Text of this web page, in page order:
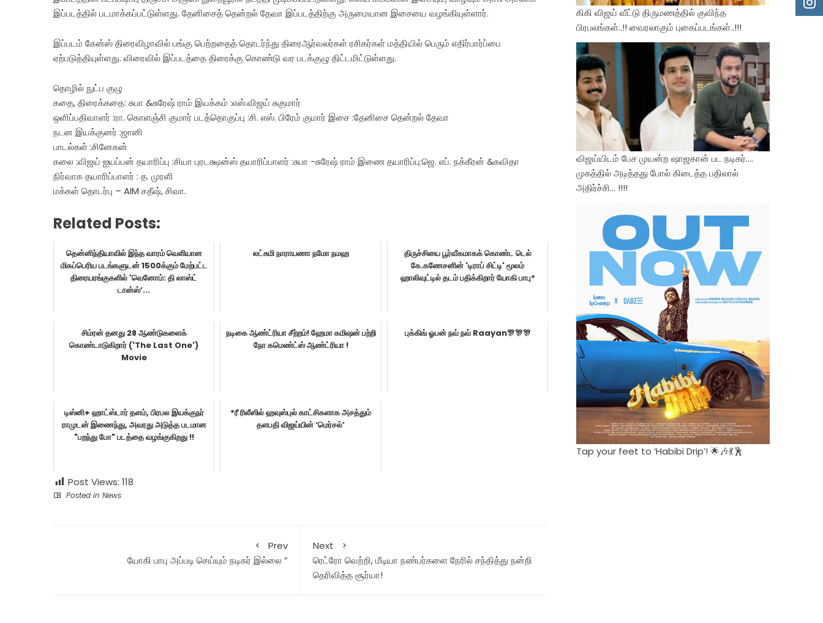
இப்படத்தில் படமாக்கப்பட்டுள்ளது. தேனிசைத் தென்றல் தேவா இப்படத்திற்கு அருமையான இசையை வழங்கியுள்ளார்.
இப்படம் கேன்ஸ் திரைவிழாவில் பங்கு பெற்றதைத் தொடர்ந்து திரைஆர்வலர்கள் ரசிகர்கள் மத்தியில் பெரும் எதிர்பார்ப்பை
ஏற்படுத்தியுள்ளது. விரைவில் இப்படத்தை திரைக்கு கொண்டு வர படக்குழு திட்டமிட்டுள்ளது.
தொழில் நுட்ப குழு
கதை, திரைக்கதை: சுபா &சுரேஷ் ராம் இயக்கம் :எஸ்.விஜய் சுகுமார்
ஒளிப்பதிவாளர் :ரா. கொளஞ்சி குமார் படத்தொகுப்பு :சி. எஸ். பிரேம் குமார் இசை :தேனிசை தென்றல் தேவா
நடன இயக்குனர் :ஜானி
பாடல்கள் :சினேகன்
கலை :விஜய் ஐயப்பன் தயாரிப்பு :சியா புரடக்ஷன்ஸ் தயாரிப்பாளர் :சுபா -சுரேஷ் ராம் இணை தயாரிப்பு:ஜெ. எப். நக்கீரன் &கவிதா
நிர்வாக தயாரிப்பாளர் : த. முரளி
மக்கள் தொடர்பு – AIM சதீஷ், சிவா.
Related Posts:
தென்னிந்தியாவில் இந்த வாரம் வெளியான
மிகப்பெரிய படங்களுடன் 1500க்கும் மேற்பட்ட
திரையரங்குகளில் 'வெனோம்: தி லாஸ்ட்
டான்ஸ்’...
லட்சுமி நாராயணா நமோ நமஹ
திருச்சியை பூர்வீகமாகக் கொண்ட டெல்
கே.கணேசனின் 'டிராப் சிட்டி' மூலம்
ஹாலிவுட்டில் தடம் பதிக்கிறார் யோகி பாபு*
சிம்ரன் தனது 28 ஆண்டுகளைக்
கொண்டாடுகிறார் ('The Last One')
Movie
நடிகை ஆண்ட்ரியா சீற்றம்! ஹேமா கமிஷன் பற்றி
நோ கமெண்ட்ஸ் ஆண்ட்ரியா !
புக்கிங் ஓபன் நவ் நவ் Raayan🎊🎊🎊
டிஸ்னி+ ஹாட்ஸ்டார் தளம், பிரபல இயக்குநர்
ராமுடன் இணைந்து, அவரது அடுத்த படமான
"பறந்து போ" படத்தை வழங்குகிறது !!
*ரீ ரிலீஸில் ஹவுஸ்புல் காட்சிகளாக அசத்தும்
தளபதி விஜய்யின் ‘மெர்சல்’
Post Views: 118
Posted in News
Prev
யோகி பாபு அப்படி செய்யும் நடிகர் இல்லை “
Next
ரெட்ரோ வெற்றி, மீடியா நண்பர்களை நேரில் சந்தித்து நன்றி
தெரிவித்த சூர்யா!
கிகி விஜய் வீட்டு திருமணத்தில் குவிந்த
பிரபலங்கள்..!! வைரலாகும் புகைப்படங்கள்..!!!
விஜய்யிடம் பேச முயன்ற ஷாஜகான் பட நடிகர்….
முகத்தில் அடித்தது போல் கிடைத்த பதிலால்
அதிர்ச்சி… !!!!
Tap your feet to ‘Habibi Drip’! 🌟🎶💃🕺